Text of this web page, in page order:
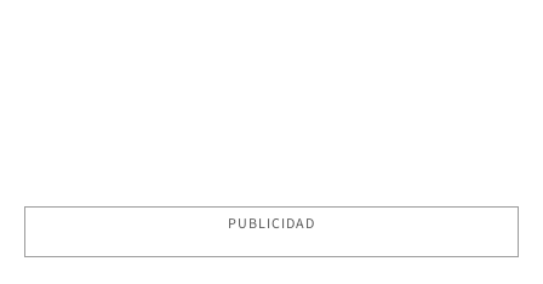
PUBLICIDAD